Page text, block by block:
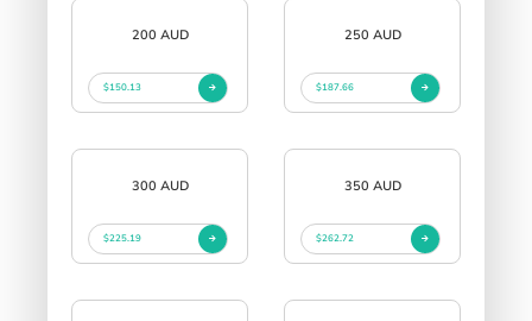
200 AUD
$150.13
250 AUD
$187.66
300 AUD
$225.19
350 AUD
$262.72